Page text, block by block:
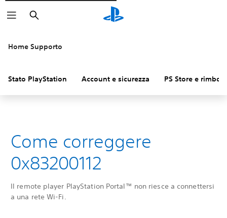
Cerca
Home Supporto
Stato PlayStation Account e sicurezza PS Store e
Come correggere
0x83200112
Il remote player PlayStation Portal™ non riesce a connettersi
a una rete Wi-Fi.